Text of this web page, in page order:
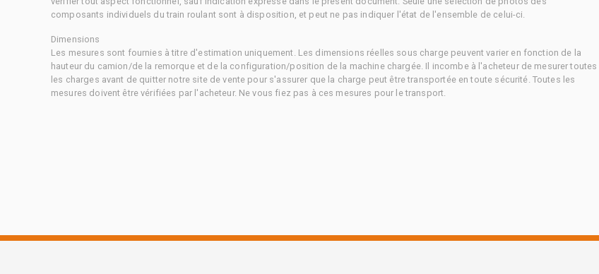
composants individuels du train roulant sont à disposition, et peut ne pas indiquer l'état de l'ensemble de celui-ci.
Dimensions
Les mesures sont fournies à titre d'estimation uniquement. Les dimensions réelles sous charge peuvent varier en fonction de la
hauteur du camion/de la remorque et de la configuration/position de la machine chargée. Il incombe à l'acheteur de mesurer toutes
les charges avant de quitter notre site de vente pour s'assurer que la charge peut être transportée en toute sécurité. Toutes les
mesures doivent être vérifiées par l'acheteur. Ne vous fiez pas à ces mesures pour le transport.